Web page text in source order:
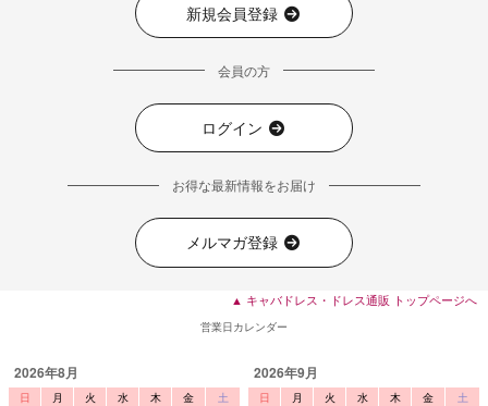
新規会員登録
会員の方
ログイン
お得な最新情報をお届け
メルマガ登録
▲ キャバドレス・ドレス通販 トップページへ
営業日カレンダー
2026年8月
日 月 火 水 木 金
土
2026年9月
日 月 火 水 木 金
土